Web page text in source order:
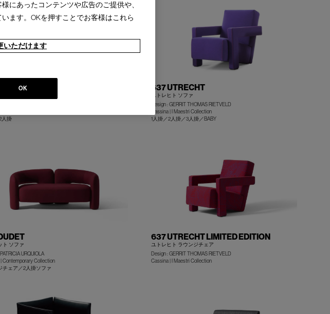
人掛
637 UTRECHT
ユトレヒト ソファ
Design : GERRIT THOMAS RIETVELD
Cassina | I Maestri Collection
1人掛／2人掛／3人掛／BABY
ト ソファ
URQUIOLA
Contemporary Collection
チェア／2人掛ソファ
637 UTRECHT LIMITED EDITION
ユトレヒト ラウンジチェア
Design : GERRIT THOMAS RIETVELD
Cassina | I Maestri Collection
にあったコンテンツや広告のご提供や、
ます。OKを押すことでお客様はこれら
いただけます
OK